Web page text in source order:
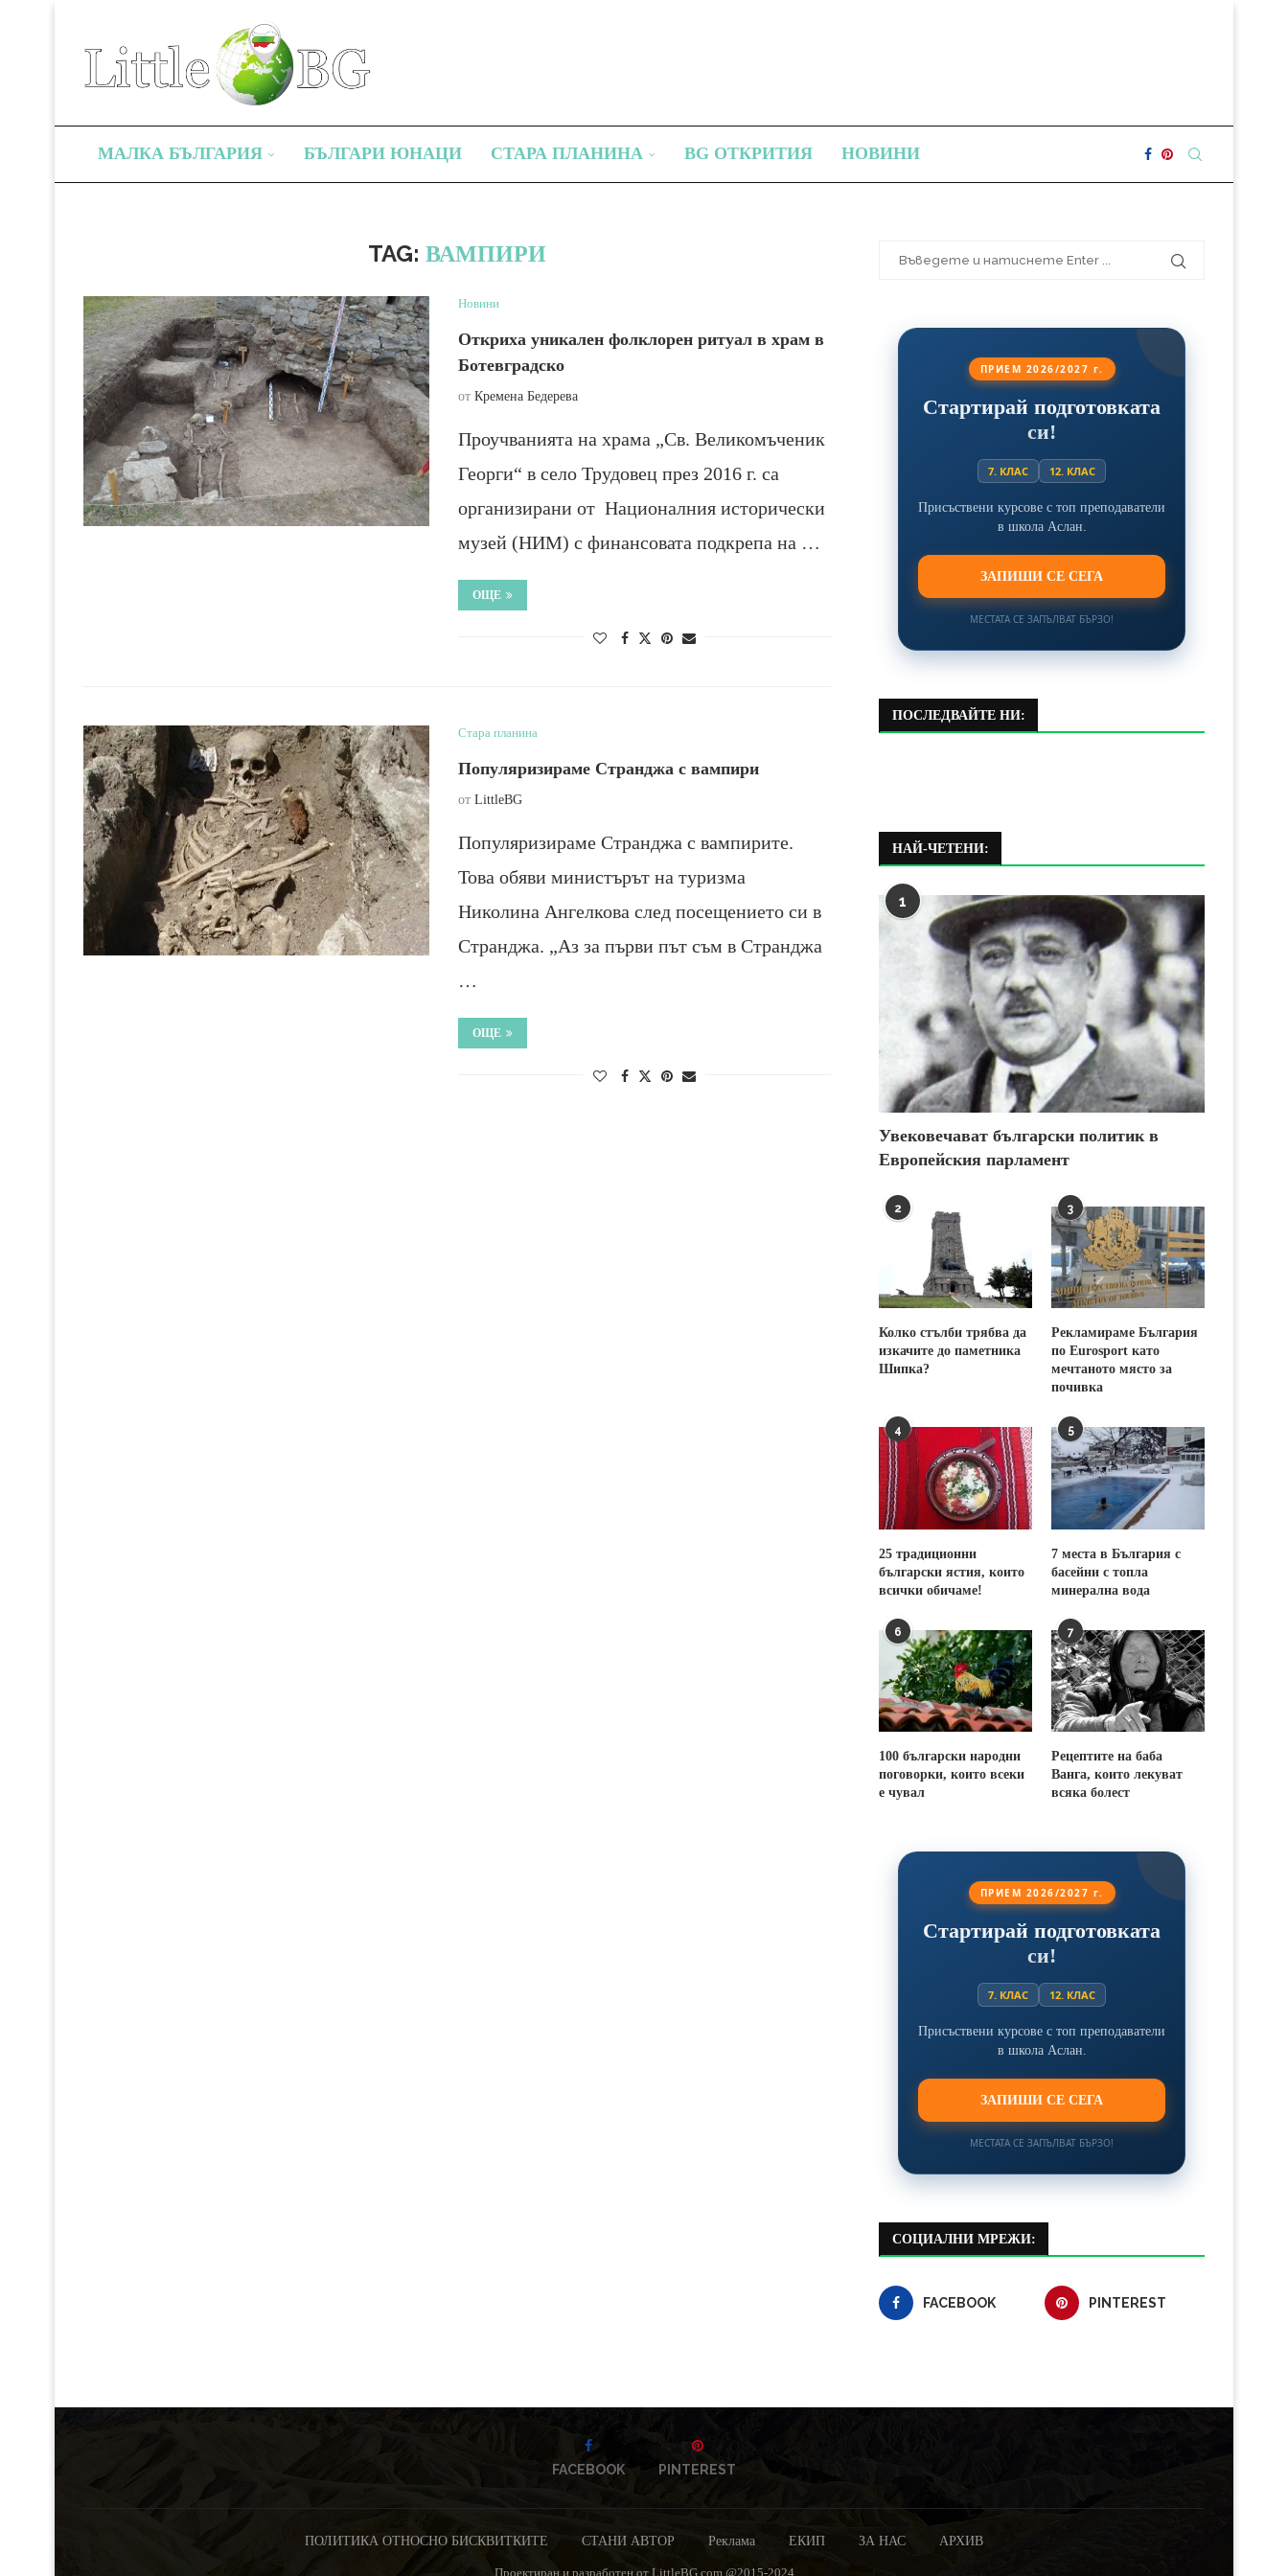
МАЛКА БЪЛГАРИЯ БЪЛГАРИ ЮНАЦИ СТАРА ПЛАНИНА BG ОТКРИТИЯ НОВИНИ
TAG: ВАМПИРИ
Новини
Откриха уникален фолклорен ритуал в храм в
Ботевградско
от Кремена Бедерева
Проучванията на храма „Св. Великомъченик
Георги“ в село Трудовец през 2016 г. са
организирани от Националния исторически
музей (НИМ) с финансовата подкрепа на …
ОЩЕ
Стара планина
Популяризираме Странджа с вампири
от LittleBG
Популяризираме Странджа с вампирите.
Това обяви министърът на туризма
Николина Ангелкова след посещението си в
Странджа. „Аз за първи път съм в Странджа
…
ОЩЕ
ПРИЕМ 2026/2027 г.
Стартирай подготовката
си!
7. КЛАС 12. КЛАС
Присъствени курсове с топ преподаватели
в школа Аслан.
ЗАПИШИ СЕ СЕГА
МЕСТАТА СЕ ЗАПЪЛВАТ БЪРЗО!
ПОСЛЕДВАЙТЕ НИ:
НАЙ-ЧЕТЕНИ:
1
Увековечават български политик в
Европейския парламент
2
Колко стълби трябва да
изкачите до паметника
Шипка?
3
Рекламираме България
по Eurosport като
мечтаното място за
почивка
4
25 традиционни
български ястия, които
всички обичаме!
5
7 места в България с
басейни с топла
минерална вода
6
100 български народни
поговорки, които всеки
е чувал
7
Рецептите на баба
Ванга, които лекуват
всяка болест
ПРИЕМ 2026/2027 г.
Стартирай подготовката
си!
7. КЛАС 12. КЛАС
Присъствени курсове с топ преподаватели
в школа Аслан.
ЗАПИШИ СЕ СЕГА
МЕСТАТА СЕ ЗАПЪЛВАТ БЪРЗО!
СОЦИАЛНИ МРЕЖИ:
FACEBOOK PINTEREST
FACEBOOK PINTEREST
ПОЛИТИКА ОТНОСНО БИСКВИТКИТЕ СТАНИ АВТОР Реклама ЕКИП ЗА НАС АРХИВ
Проектиран и разработен от LittleBG.com @2015-2024